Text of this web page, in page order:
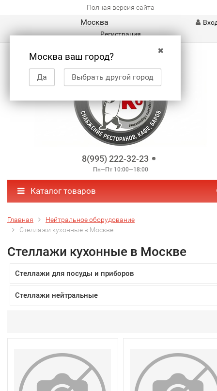
Полная версия сайта
Москва
✖
Москва ваш город?
Да Выбрать другой город
Регистрация
8(995) 222-32-23
Пн—Пт 10:00—18:00
Каталог товаров
Главная
Нейтральное оборудование
Стеллажи кухонные в Москве
Стеллажи кухонные в Москве
Стеллажи для посуды и приборов
Стеллажи нейтральные